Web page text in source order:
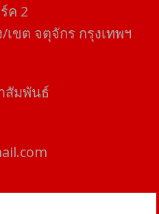
ค​ 2
ขต​ จตุจักร​ กรุงเทพฯ
สัมพันธ์